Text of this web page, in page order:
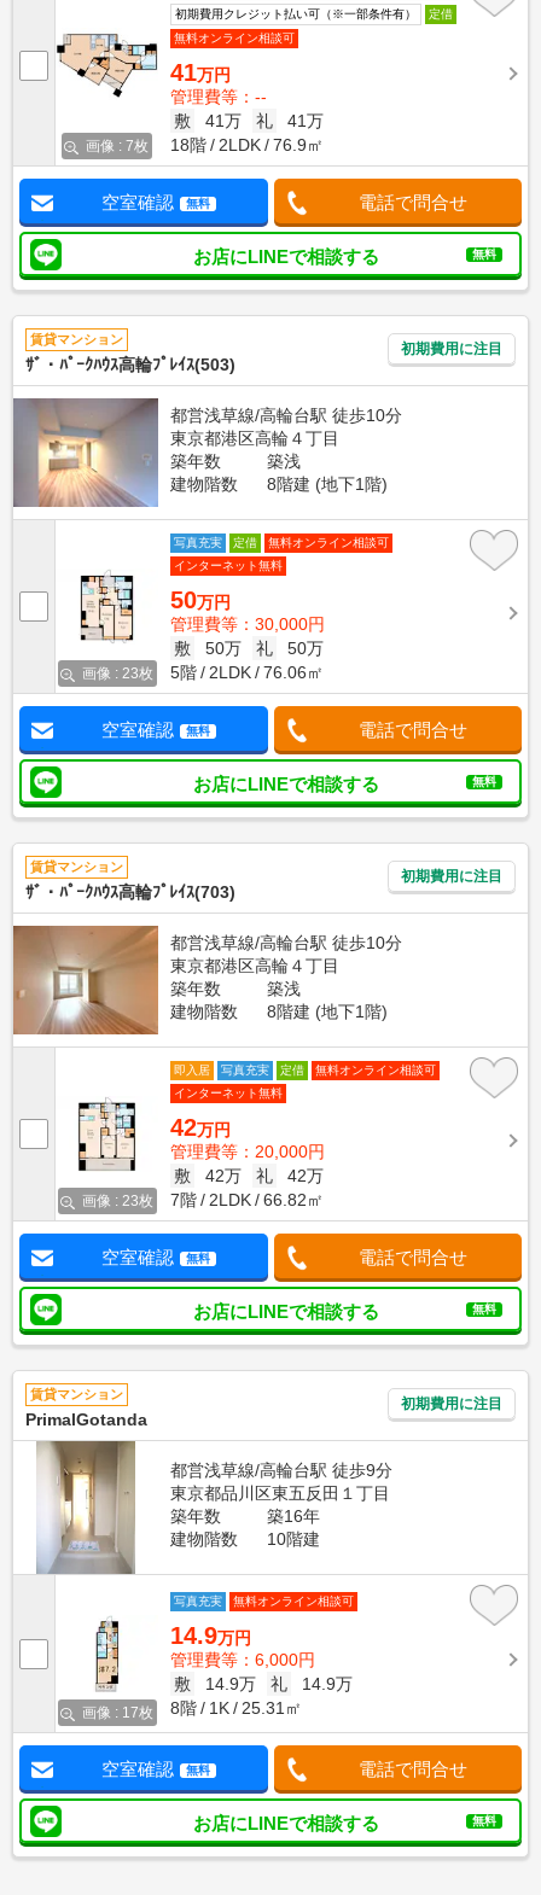
画像 : 7枚
初期費用クレジット払い可（※一部条件有）
定借
無料オンライン相談可
41万円
管理費等：--
敷
41万 礼
41万
18階
2LDK 76.9㎡
空室確認 無料 電話で問合せ
お店にLINEで相談する 無料
賃貸マンション
ｻﾞ・ﾊﾟｰｸﾊｳｽ高輪ﾌﾟﾚｲｽ(503)
初期費用に注目
都営浅草線/高輪台駅 徒歩10分
東京都港区高輪４丁目
築年数
築浅
建物階数
8階建 (地下1階)
画像 : 23枚
写真充実 定借
無料オンライン相談可
インターネット無料
50万円
管理費等：30,000円
敷
50万 礼
50万
5階
2LDK 76.06㎡
空室確認 無料 電話で問合せ
お店にLINEで相談する 無料
賃貸マンション
ｻﾞ・ﾊﾟｰｸﾊｳｽ高輪ﾌﾟﾚｲｽ(703)
初期費用に注目
都営浅草線/高輪台駅 徒歩10分
東京都港区高輪４丁目
築年数
築浅
建物階数
8階建 (地下1階)
画像 : 23枚
即入居 写真充実 定借
無料オンライン相談可
インターネット無料
42万円
管理費等：20,000円
敷
42万 礼
42万
7階
2LDK 66.82㎡
空室確認 無料 電話で問合せ
お店にLINEで相談する 無料
賃貸マンション
PrimalGotanda
初期費用に注目
都営浅草線/高輪台駅 徒歩9分
東京都品川区東五反田１丁目
築年数
築16年
建物階数
10階建
画像 : 17枚
写真充実 無料オンライン相談可
14.9万円
管理費等：6,000円
敷
14.9万 礼
14.9万
8階
1K 25.31㎡
空室確認 無料 電話で問合せ
お店にLINEで相談する 無料